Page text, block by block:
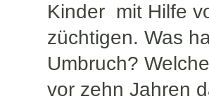
Kinder mit Hilfe
züchtigen. Was
Umbruch?
vor zehn Jahren